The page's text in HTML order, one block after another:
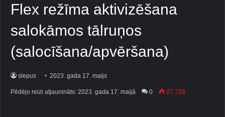
Flex režīma aktivizēšana
salokāmos tālruņos
(salocīšana/apvēršana)
slepus 2023. gada 17. maijs
Pēdējo reizi atjaunināts: 2023. gada 17. maijā 0 27,728